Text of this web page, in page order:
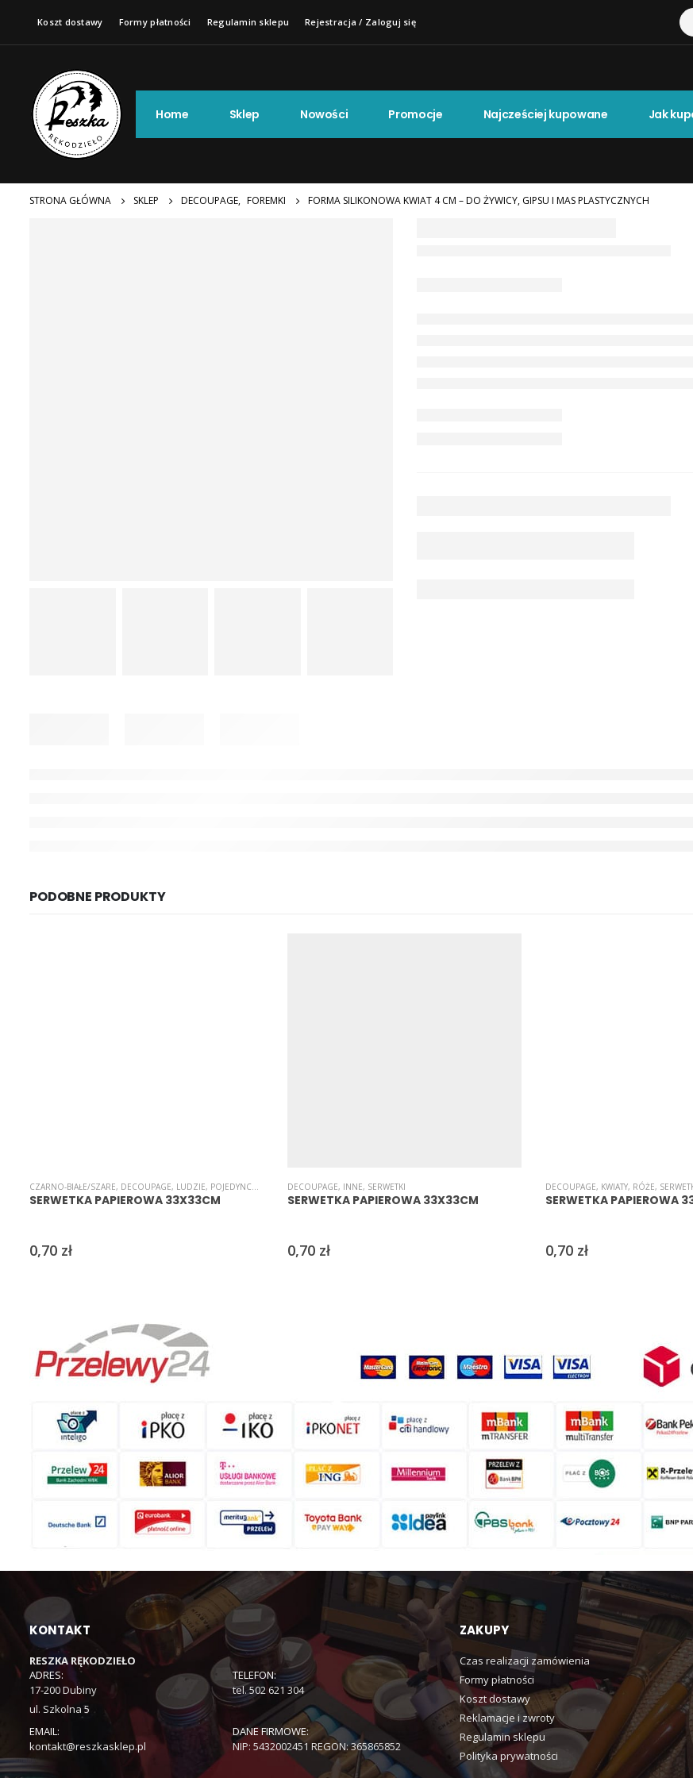
Koszt dostawy Formy płatności Regulamin sklepu Rejestracja / Zaloguj się
Home Sklep Nowości Promocje Najcześciej kupowane Jak
STRONA GŁÓWNA SKLEP DECOUPAGE, FOREMKI FORMA SILIKONOWA KWIAT 4 CM – DO ŻYWICY, GIPSU I MAS PLASTYCZNYCH
PODOBNE PRODUKTY
CZARNO-BIAŁE/SZARE, DECOUPAGE, LUDZIE, POJEDYNCZE SERWETKI
SERWETKA PAPIEROWA 33X33CM
0,70 zł
DECOUPAGE, INNE, SERWETKI
SERWETKA PAPIEROWA 33X33CM
0,70 zł
DECOUPAGE, KWIATY, RÓŻE,
SERWETKA PAPIEROWA
0,70 zł
KONTAKT
RESZKA RĘKODZIEŁO
ADRES:
17-200 Dubiny
ul. Szkolna 5
TELEFON:
tel. 502 621 304
EMAIL:
kontakt@reszkasklep.pl
DANE FIRMOWE:
NIP: 5432002451 REGON: 365865852
ZAKUPY
Czas realizacji zamówienia
Formy płatności
Koszt dostawy
Reklamacje i zwroty
Regulamin sklepu
Polityka prywatności